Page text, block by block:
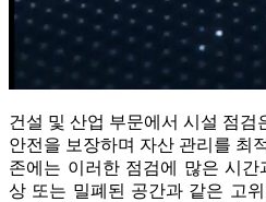
건설 및 산업 부문에서 시설 점검
안전을 보장하며 자산 관리를 최
존에는 이러한 점검에 많은 시
상 또는 밀폐된 공간과 같은 고